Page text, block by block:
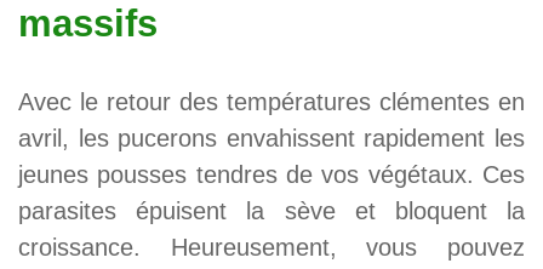
massifs
Avec le retour des températures clémentes en
avril, les pucerons envahissent rapidement les
jeunes pousses tendres de vos végétaux. Ces
parasites épuisent la sève et bloquent la
croissance. Heureusement, vous pouvez